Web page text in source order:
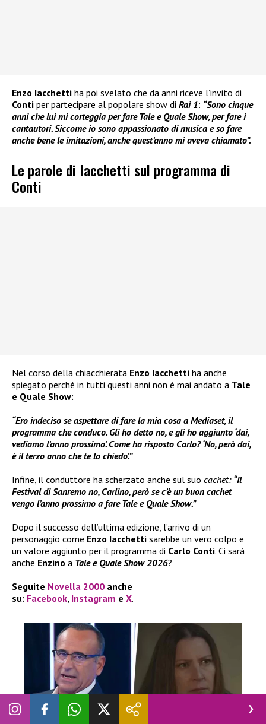
Enzo Iacchetti ha poi svelato che da anni riceve l’invito di
Conti per partecipare al popolare show di Rai 1: “Sono cinque
anni che lui mi corteggia per fare Tale e Quale Show, per fare i
cantautori. Siccome io sono appassionato di musica e so fare
anche bene le imitazioni, anche quest’anno mi aveva chiamato”.
Le parole di Iacchetti sul programma di
Conti
Nel corso della chiacchierata Enzo Iacchetti ha anche
spiegato perché in tutti questi anni non è mai andato a Tale
e Quale Show:
“Ero indeciso se aspettare di fare la mia cosa a Mediaset, il
programma che conduco. Gli ho detto no, e gli ho aggiunto ‘dai,
vediamo l’anno prossimo’. Come ha risposto Carlo? ‘No, però dai,
è il terzo anno che te lo chiedo’.”
Infine, il conduttore ha scherzato anche sul suo cachet: “Il
Festival di Sanremo no, Carlino, però se c’è un buon cachet
vengo l’anno prossimo a fare Tale e Quale Show.”
Dopo il successo dell’ultima edizione, l’arrivo di un
personaggio come Enzo Iacchetti sarebbe un vero colpo e
un valore aggiunto per il programma di Carlo Conti. Ci sarà
anche Enzino a Tale e Quale Show 2026?
Seguite Novella 2000 anche
su: Facebook, Instagram e X.